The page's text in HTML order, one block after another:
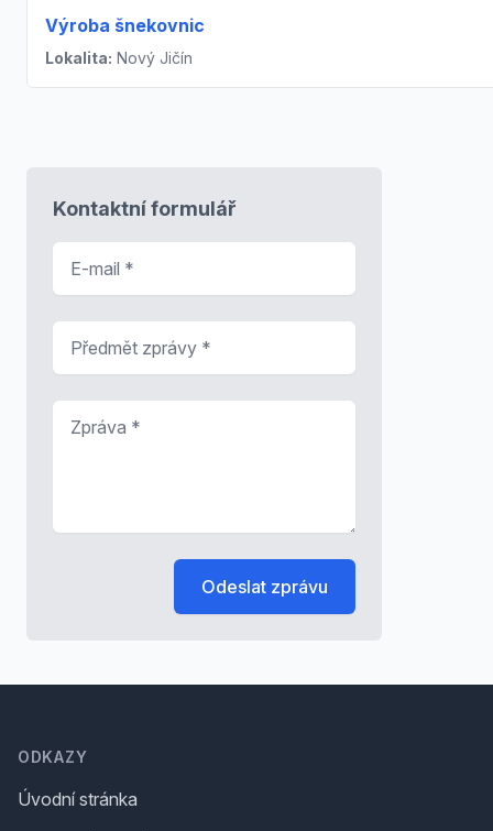
Výroba šnekovnic
Lokalita: Nový Jičín
Kontaktní formulář
Odeslat zprávu
ODKAZY
Úvodní stránka